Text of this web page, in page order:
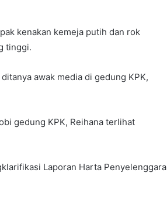
kenakan kemeja putih dan rok
tinggi.
awak media di gedung KPK,
gedung KPK, Reihana terlihat
Laporan Harta Penyelenggara